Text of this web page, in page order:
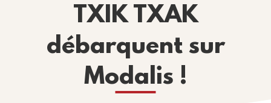
TXIK TXAK
débarquent sur
Modalis !